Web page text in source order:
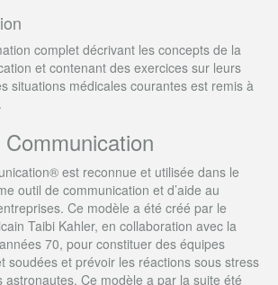
complet décrivant les concepts de la
et contenant des exercices sur leurs
situations médicales courantes est remis à
est reconnue et utilisée dans le
outil de communication et d’aide au
Ce modèle a été créé par le
Taibi Kahler, en collaboration avec la
70, pour constituer des équipes
soudées et prévoir les réactions sous stress
astronautes. Ce modèle a par la suite été